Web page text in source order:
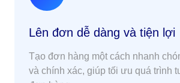
Lên đơn dễ dàng và tiện lợi
Tạo đơn hàng một cách nhanh
và chính xác, giúp tối ưu quá trình